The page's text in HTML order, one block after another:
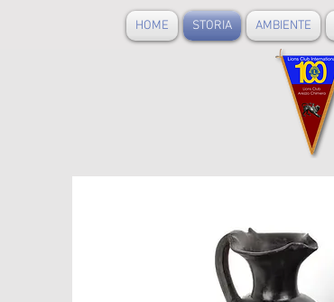
HOME STORIA AMBIENTE